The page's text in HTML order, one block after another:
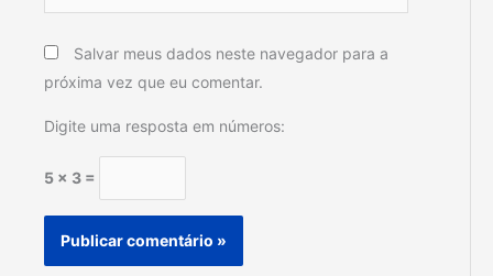
Salvar meus dados neste navegador para a
próxima vez que eu comentar.
Digite uma resposta em números:
5 × 3 =